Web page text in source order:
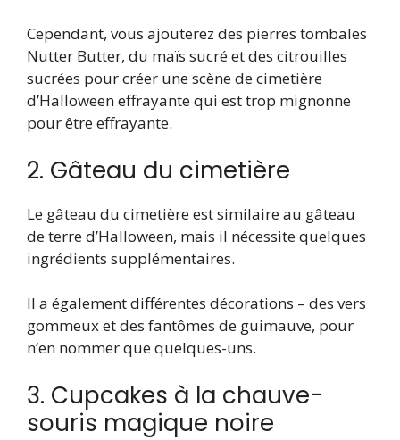
Cependant, vous ajouterez des pierres tombales
Nutter Butter, du maïs sucré et des citrouilles
sucrées pour créer une scène de cimetière
d’Halloween effrayante qui est trop mignonne
pour être effrayante.
2. Gâteau du cimetière
Le gâteau du cimetière est similaire au gâteau
de terre d’Halloween, mais il nécessite quelques
ingrédients supplémentaires.
Il a également différentes décorations – des vers
gommeux et des fantômes de guimauve, pour
n’en nommer que quelques-uns.
3. Cupcakes à la chauve-
souris magique noire